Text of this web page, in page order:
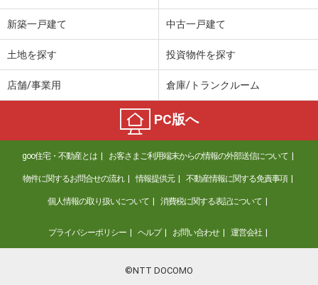
新築一戸建て 中古一戸建て
土地を探す 投資物件を探す
店舗/事業用 倉庫/トランクルーム
PC版へ
goo住宅・不動産とは お客さまご利用端末からの情報の外部送信について
物件に関するお問合せの流れ 情報提供元 不動産情報に関する免責事項
個人情報の取り扱いについて 消費税に関する表記について
プライバシーポリシー ヘルプ お問い合わせ 運営会社
©NTT DOCOMO